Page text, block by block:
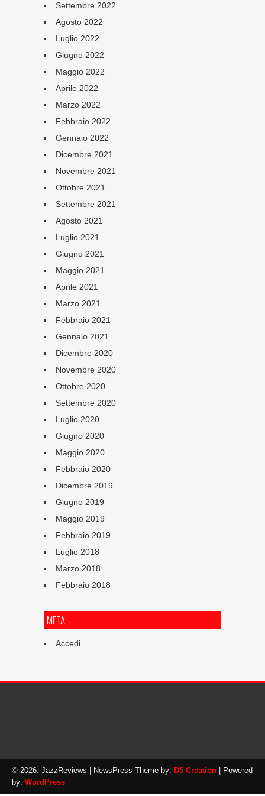
Settembre 2022
Agosto 2022
Luglio 2022
Giugno 2022
Maggio 2022
Aprile 2022
Marzo 2022
Febbraio 2022
Gennaio 2022
Dicembre 2021
Novembre 2021
Ottobre 2021
Settembre 2021
Agosto 2021
Luglio 2021
Giugno 2021
Maggio 2021
Aprile 2021
Marzo 2021
Febbraio 2021
Gennaio 2021
Dicembre 2020
Novembre 2020
Ottobre 2020
Settembre 2020
Luglio 2020
Giugno 2020
Maggio 2020
Febbraio 2020
Dicembre 2019
Giugno 2019
Maggio 2019
Febbraio 2019
Luglio 2018
Marzo 2018
Febbraio 2018
META
Accedi
© 2026: JazzReviews | NewsPress Theme by: D5 Creation | Powered
by: WordPress